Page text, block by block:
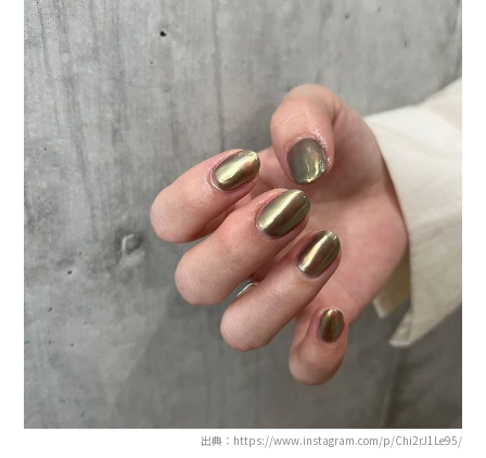
出典：https://www.instagram.com/p/Chi2rJ1Le95/